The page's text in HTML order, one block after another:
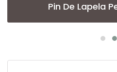
Pin De Lapela